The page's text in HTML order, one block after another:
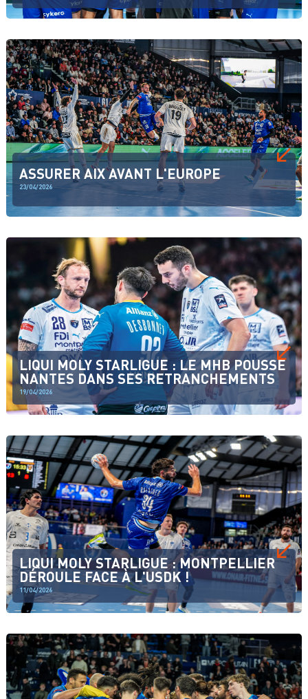
ASSURER AIX AVANT L'EUROPE
23/04/2026
LIQUI MOLY STARLIGUE : LE MHB POUSSE
NANTES DANS SES RETRANCHEMENTS
19/04/2026
LIQUI MOLY STARLIGUE : MONTPELLIER
DÉROULE FACE À L'USDK !
11/04/2026